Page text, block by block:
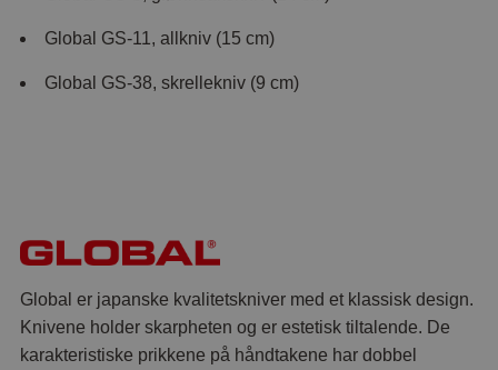
Global GS-11, allkniv (15 cm)
Global GS-38, skrellekniv (9 cm)
Global er japanske kvalitetskniver med et klassisk design.
Knivene holder skarpheten og er estetisk tiltalende. De
karakteristiske prikkene på håndtakene har dobbel